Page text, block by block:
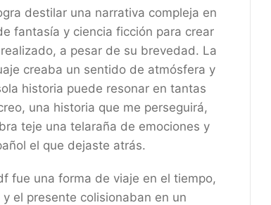
destilar una narrativa compleja en
fantasía y ciencia ficción para crear
a pesar de su brevedad. La
creaba un sentido de atmósfera y
historia puede resonar en tantas
una historia que me perseguirá,
teje una telaraña de emociones y
el que dejaste atrás.
fue una forma de viaje en el tiempo,
el presente colisionaban en un